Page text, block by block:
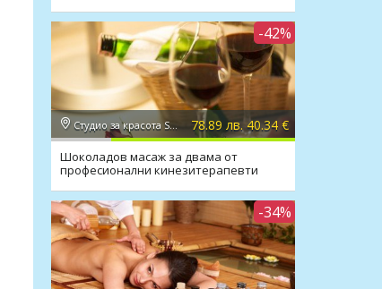
-42%
Студио за красота Secret Vision 78.89 лв. 40.34 €
Шоколадов масаж за двама от
професионални кинезитерапевти
-34%